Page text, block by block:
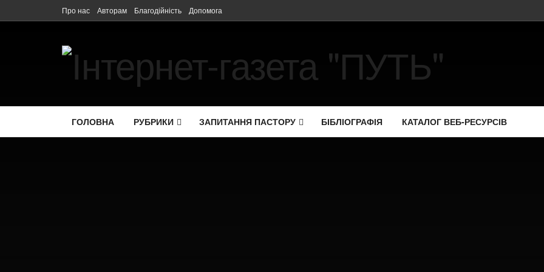
Про нас Авторам Благодійність Допомога
ГОЛОВНА РУБРИКИ ЗАПИТАННЯ ПАСТОРУ БІБЛІОГРАФІЯ КАТАЛОГ ВЕБ-РЕСУРСІВ